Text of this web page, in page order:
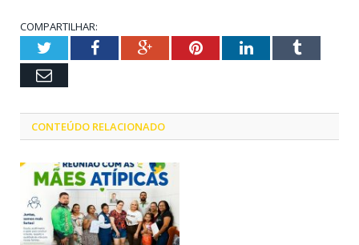
COMPARTILHAR:
TwitterFacebookGoogle+PinterestLinkedInTumblr
Email
CONTEÚDO RELACIONADO